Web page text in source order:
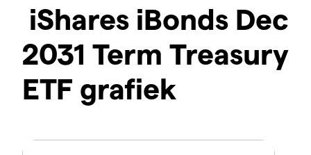
iShares iBonds Dec
2031 Term Treasury
ETF grafiek